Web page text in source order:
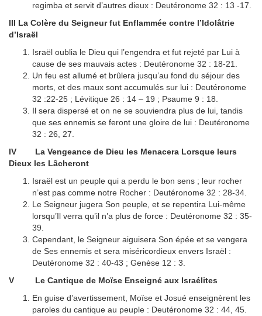
regimba et servit d’autres dieux : Deutéronome 32 : 13 -17.
III La Colère du Seigneur fut Enflammée contre l’Idolâtrie
d’Israël
Israël oublia le Dieu qui l’engendra et fut rejeté par Lui à
cause de ses mauvais actes : Deutéronome 32 : 18-21.
Un feu est allumé et brûlera jusqu’au fond du séjour des
morts, et des maux sont accumulés sur lui : Deutéronome
32 :22-25 ; Lévitique 26 : 14 – 19 ; Psaume 9 : 18.
Il sera dispersé et on ne se souviendra plus de lui, tandis
que ses ennemis se feront une gloire de lui : Deutéronome
32 : 26, 27.
IV La Vengeance de Dieu les Menacera Lorsque leurs
Dieux les Lâcheront
Israël est un peuple qui a perdu le bon sens ; leur rocher
n’est pas comme notre Rocher : Deutéronome 32 : 28-34.
Le Seigneur jugera Son peuple, et se repentira Lui-même
lorsqu’Il verra qu’il n’a plus de force : Deutéronome 32 : 35-
39.
Cependant, le Seigneur aiguisera Son épée et se vengera
de Ses ennemis et sera miséricordieux envers Israël :
Deutéronome 32 : 40-43 ; Genèse 12 : 3.
V Le Cantique de Moïse Enseigné aux Israélites
En guise d’avertissement, Moïse et Josué enseignèrent les
paroles du cantique au peuple : Deutéronome 32 : 44, 45.